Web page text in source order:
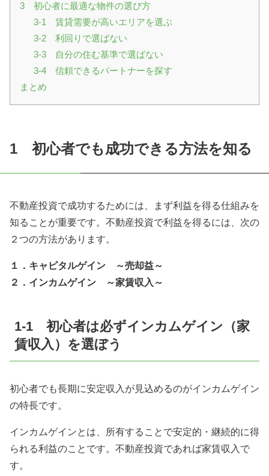
3 初心者に最適な物件の選び方
3-1 賃貸需要が高いエリアを選ぶ
3-2 利回りで選ばない
3-3 自分の住む基準で選ばない
3-4 信頼できるパートナーを探す
まとめ
1 初心者でも成功できる方法を知る
不動産投資で成功するためには、まず利益を得る仕組みを
知ることが重要です。不動産投資で利益を得るには、次の
２つの方法があります。
１．キャピタルゲイン ～売却益～
２．インカムゲイン ～家賃収入～
1-1 初心者は必ずインカムゲイン（家
賃収入）を選ぼう
初心者でも長期に安定収入が見込めるのがインカムゲイン
の特長です。
インカムゲインとは、所有することで安定的・継続的に得
られる利益のことです。不動産投資であれば家賃収入で
す。